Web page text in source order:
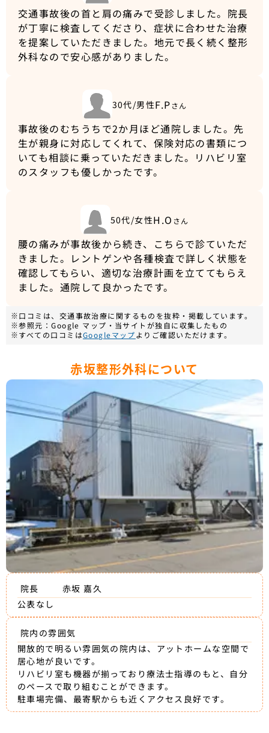
交通事故後の首と肩の痛みで受診しました。院長
が丁寧に検査してくださり、症状に合わせた治療
を提案していただきました。地元で長く続く整形
外科なので安心感がありました。
30代/男性F.P さん
事故後のむちうちで2か月ほど通院しました。先
生が親身に対応してくれて、保険対応の書類につ
いても相談に乗っていただきました。リハビリ室
のスタッフも優しかったです。
50代/女性H.O さん
腰の痛みが事故後から続き、こちらで診ていただ
きました。レントゲンや各種検査で詳しく状態を
確認してもらい、適切な治療計画を立ててもらえ
ました。通院して良かったです。
※口コミは、交通事故治療に関するものを抜粋・掲載しています。
※参照元：Google マップ・当サイトが独自に収集したもの
※すべての口コミはGoogleマップよりご確認いただけます。
赤坂整形外科について
院長
赤坂 嘉久
公表なし
院内の雰囲気
開放的で明るい雰囲気の院内は、アットホームな空間で
居心地が良いです。
リハビリ室も機器が揃っており療法士指導のもと、自分
のペースで取り組むことができます。
駐車場完備、最寄駅からも近くアクセス良好です。